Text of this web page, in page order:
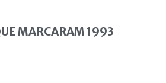
MARCARAM 1993